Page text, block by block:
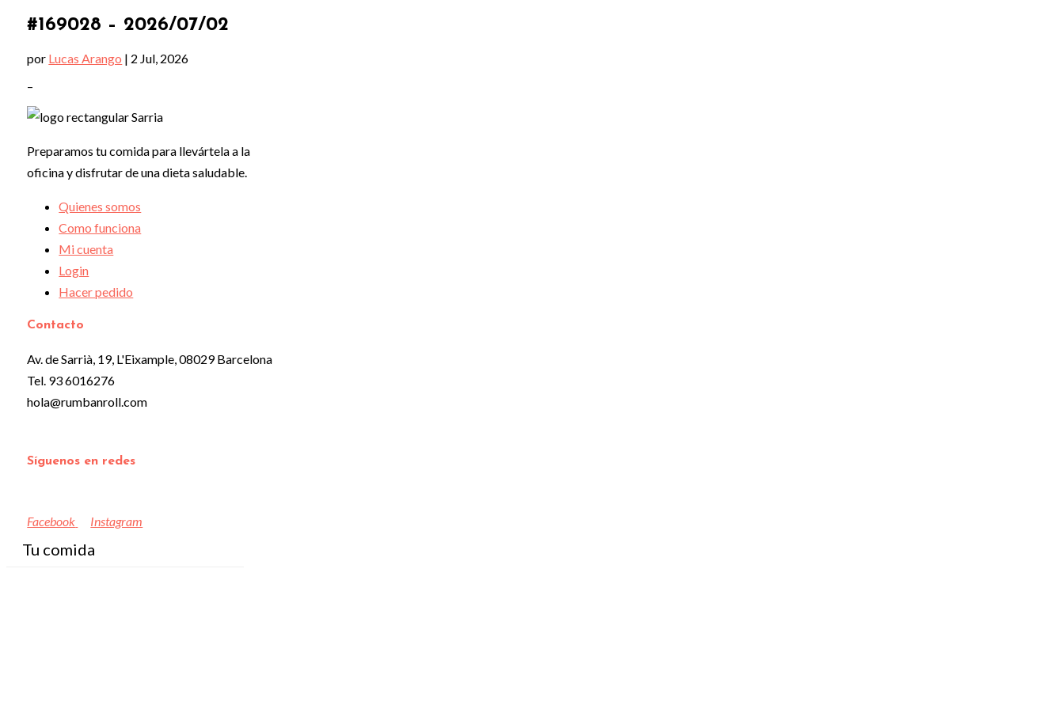
#169028 – 2026/07/02
por Lucas Arango | 2 Jul, 2026
–
Preparamos tu comida para llevártela a la
oficina y disfrutar de una dieta saludable.
Quienes somos
Como funciona
Mi cuenta
Login
Hacer pedido
Contacto
Av. de Sarrià, 19, L'Eixample, 08029 Barcelona
Tel. 93 6016276
hola@rumbanroll.com
Síguenos en redes
Facebook Instagram
Tu comida